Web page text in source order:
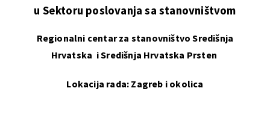
u Sektoru poslovanja sa stanovništvom
Regionalni centar za stanovništvo Središnja
Hrvatska i Središnja Hrvatska Prsten
Lokacija rada: Zagreb i okolica